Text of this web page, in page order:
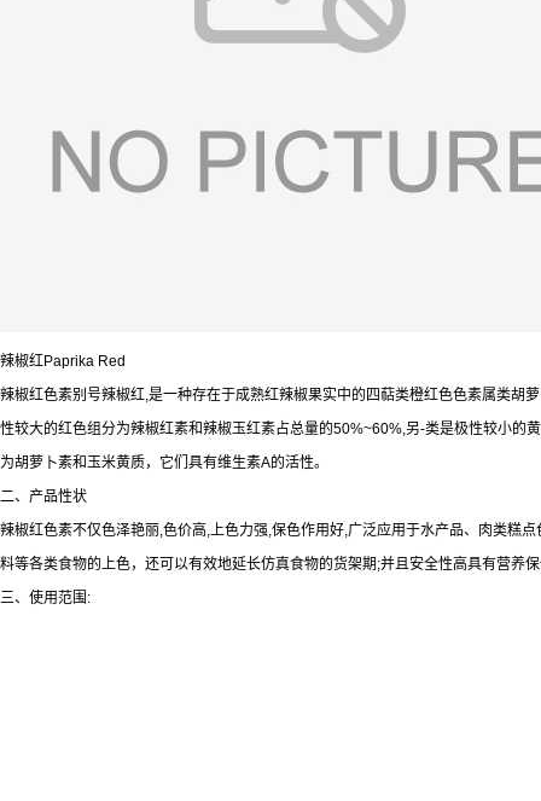
辣椒红Paprika Red
辣椒红色素别号辣椒红,是一种存在于成熟红辣椒果实中的四萜类橙红色色素属类胡
性较大的红色组分为辣椒红素和辣椒玉红素占总量的50%~60%,另-类是极性较小的
为胡萝卜素和玉米黄质，它们具有维生素A的活性。
二、产品性状
辣椒红色素不仅色泽艳丽,色价高,上色力强,保色作用好,广泛应用于水产品、肉类糕
料等各类食物的上色，还可以有效地延长仿真食物的货架期;并且安全性高具有营养
三、使用范围: